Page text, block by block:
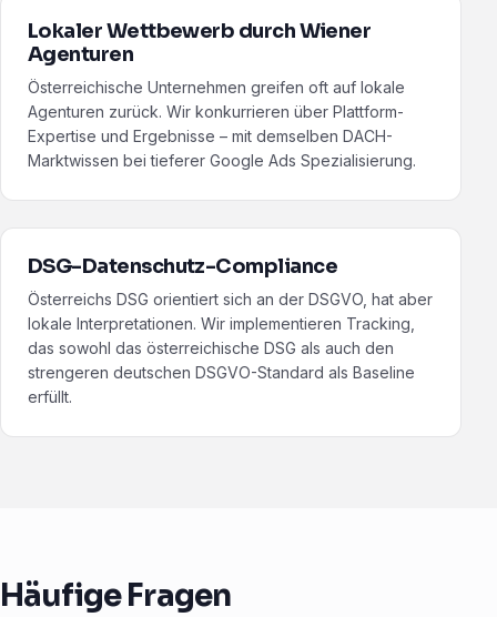
Lokaler Wettbewerb durch Wiener
Agenturen
Österreichische Unternehmen greifen oft auf lokale
Agenturen zurück. Wir konkurrieren über Plattform-
Expertise und Ergebnisse – mit demselben DACH-
Marktwissen bei tieferer Google Ads Spezialisierung.
DSG-Datenschutz-Compliance
Österreichs DSG orientiert sich an der DSGVO, hat aber
lokale Interpretationen. Wir implementieren Tracking,
das sowohl das österreichische DSG als auch den
strengeren deutschen DSGVO-Standard als Baseline
erfüllt.
Häufige Fragen